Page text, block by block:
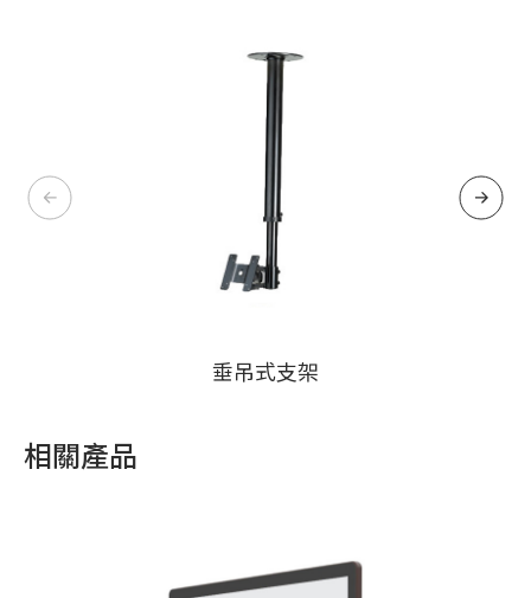
垂吊式支架
相關產品